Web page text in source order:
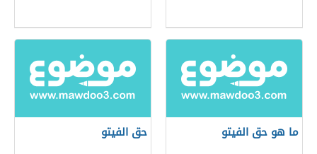
ما هو حق الفيتو حق الفيتو